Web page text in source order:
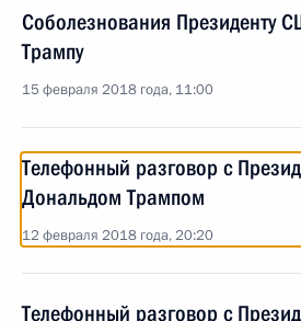
Соболезнования Президенту
Трампу
15 февраля 2018 года, 11:00
Телефонный разговор с
Дональдом Трампом
12 февраля 2018 года, 20:20
Телефонный разговор с